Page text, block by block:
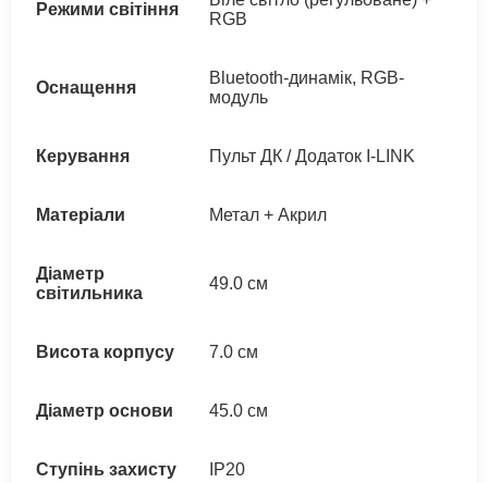
Режими світіння
RGB
Оснащення
Bluetooth-динамік, RGB-
модуль
Керування Пульт ДК / Додаток I-LINK
Матеріали Метал + Акрил
Діаметр
світильника
49.0 см
Висота корпусу 7.0 см
Діаметр основи 45.0 см
Ступінь захисту IP20